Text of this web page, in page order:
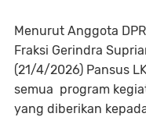
Menurut Anggota
Fraksi Gerindra
(21/4/2026) Pansus
semua program
yang diberikan